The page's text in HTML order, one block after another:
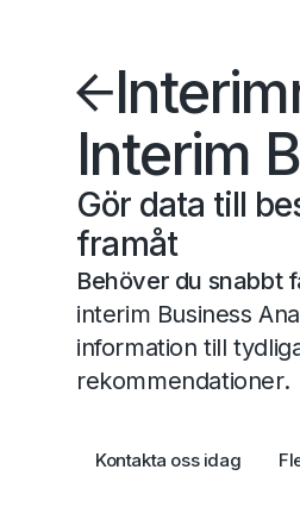
Interim
Gör data till
framåt
Behöver du snabbt
interim Business
information till
rekommendationer.
Kontakta oss idag